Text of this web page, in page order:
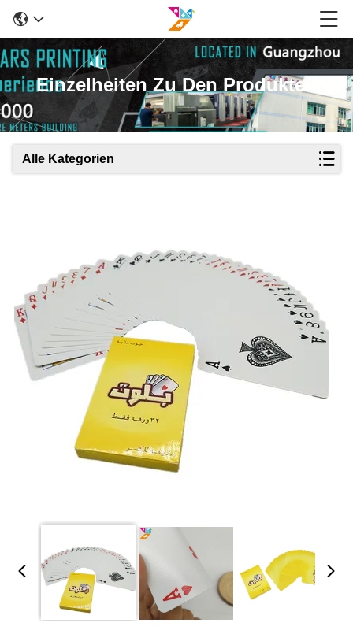
Einzelheiten Zu Den Produkten
Alle Kategorien